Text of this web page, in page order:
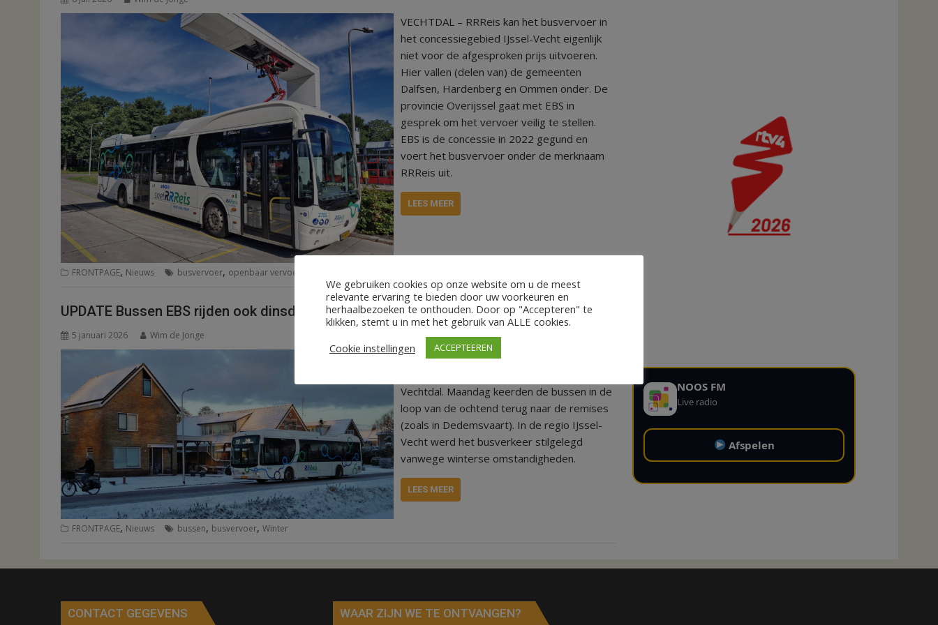
VECHTDAL – RRReis kan het busvervoer in
het concessiegebied IJssel-Vecht eigenlijk
niet voor de afgesproken prijs uitvoeren.
Hier vallen (delen van) de gemeenten
Dalfsen, Hardenberg en Ommen onder. De
provincie Overijssel gaat met EBS in
gesprek om het vervoer veilig te stellen.
EBS is de concessie in 2022 gegund en
voert het busvervoer onder de merknaam
RRReis uit.
LEES MEER
FRONTPAGE, Nieuws busvervoer, openbaar vervoer
UPDATE Bussen EBS rijden ook dinsdagochtend niet
5 januari 2026 Wim de Jonge
REGIO – Alle RRReis bussen van vervoerder
Vechtdal. Maandag keerden de bussen in de
loop van de ochtend terug naar de remises
(zoals in Dedemsvaart). In de regio IJssel-
Vecht werd het busverkeer stilgelegd
vanwege winterse omstandigheden.
LEES MEER
FRONTPAGE, Nieuws bussen, busvervoer, Winter
NOOS FM
Live radio
Afspelen
CONTACT GEGEVENS WAAR ZIJN WE TE ONTVANGEN?
We gebruiken cookies op onze website om u de meest
relevante ervaring te bieden door uw voorkeuren en
herhaalbezoeken te onthouden. Door op "Accepteren" te
klikken, stemt u in met het gebruik van ALLE cookies.
Cookie instellingen
ACCEPTEEREN